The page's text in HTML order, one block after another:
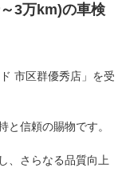
3万km)の車検
市区群優秀店」を受
と信頼の賜物です。
、さらなる品質向上